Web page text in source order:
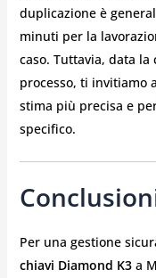
duplicazione è
minuti per la
caso. Tuttavia, data
processo, ti invitiamo a
stima più precisa e
specifico.
Per una gestione
chiavi Diamond K3a